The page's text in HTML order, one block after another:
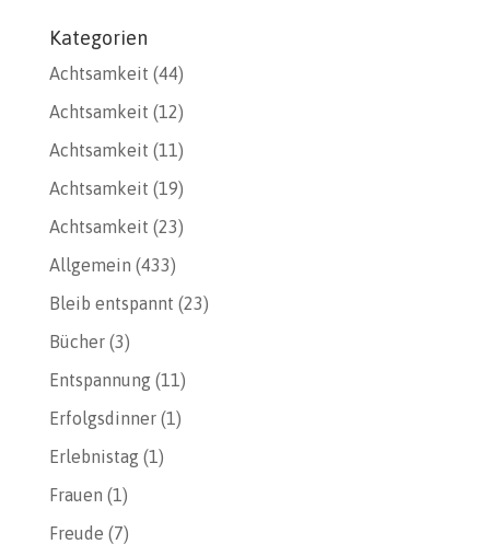
Kategorien
Achtsamkeit (44)
Achtsamkeit (12)
Achtsamkeit (11)
Achtsamkeit (19)
Achtsamkeit (23)
Allgemein (433)
Bleib entspannt (23)
Bücher(3)
Entspannung(11)
Erfolgsdinner(1)
Erlebnistag(1)
Frauen (1)
Freude (7)